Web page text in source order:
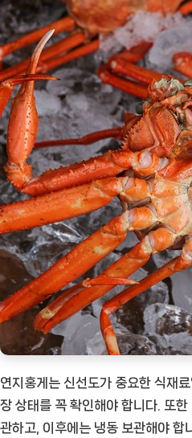
연지홍게는 신선도가 중요한 식재
장 상태를 꼭 확인해야 합니다. 또
관하고, 이후에는 냉동 보관해야 합